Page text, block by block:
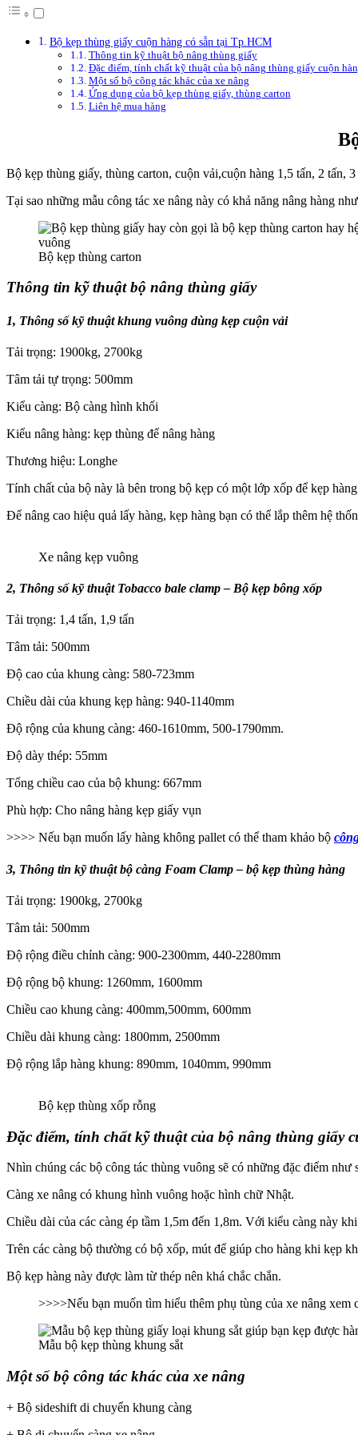
Bộ kẹp thùng giấy cuộn hàng có sẵn tại Tp.HCM
Thông tin kỹ thuật bộ nâng thùng giấy
Đặc điểm, tính chất kỹ thuật của bộ nâng thùng giấy cuộn
Một số bộ công tác khác của xe nâng
Ửng dụng của bộ kẹp thùng giấy, thùng carton
Liên hệ mua hàng
Bộ kẹp thùng giấy, thùng carton, cuộn vải,cuộn hàng 1,5 tấn, 2 tấn,
Tại sao những mẫu công tác xe nâng này có khả năng nâng hàng
Bộ kẹp thùng carton
Thông tin kỹ thuật bộ nâng thùng giấy
1, Thông số kỹ thuật khung vuông dùng kẹp cuộn vải
Tải trọng: 1900kg, 2700kg
Tâm tải tự trọng: 500mm
Kiểu càng: Bộ càng hình khối
Kiểu nâng hàng: kẹp thùng để nâng hàng
Thương hiệu: Longhe
Tính chất của bộ này là bên trong bộ kẹp có một lớp xốp để kẹp
Để nâng cao hiệu quả lấy hàng, kẹp hàng bạn có thể lắp thêm hệ
Xe nâng kẹp vuông
2, Thông số kỹ thuật Tobacco bale clamp – Bộ kẹp bông xốp
Tải trọng: 1,4 tấn, 1,9 tấn
Tâm tải: 500mm
Độ cao của khung càng: 580-723mm
Chiều dài của khung kẹp hàng: 940-1140mm
Độ rộng của khung càng: 460-1610mm, 500-1790mm.
Độ dày thép: 55mm
Tổng chiều cao của bộ khung: 667mm
Phù hợp: Cho nâng hàng kẹp giấy vụn
>>>> Nếu bạn muốn lấy hàng không pallet có thể tham khảo bộ
3, Thông tin kỹ thuật bộ càng Foam Clamp – bộ kẹp thùng hàng
Tải trọng: 1900kg, 2700kg
Tâm tải: 500mm
Độ rộng điều chỉnh càng: 900-2300mm, 440-2280mm
Độ rộng bộ khung: 1260mm, 1600mm
Chiều cao khung càng: 400mm,500mm, 600mm
Chiều dài khung càng: 1800mm, 2500mm
Độ rộng lắp hàng khung: 890mm, 1040mm, 990mm
Bộ kẹp thùng xốp rỗng
Đặc điểm, tính chất kỹ thuật của bộ nâng thùng giấy
Nhìn chúng các bộ công tác thùng vuông sẽ có những đặc điểm như
Càng xe nâng có khung hình vuông hoặc hình chữ Nhật.
Chiều dài của các càng ép tầm 1,5m đến 1,8m. Với kiểu càng này
Trên các càng bộ thường có bộ xốp, mút để giúp cho hàng khi kẹp
Bộ kẹp hàng này được làm từ thép nên khá chắc chắn.
>>>>Nếu bạn muốn tìm hiểu thêm phụ tùng của xe nâng xem
Mẫu bộ kẹp thùng khung sắt
Một số bộ công tác khác của xe nâng
+ Bộ sideshift di chuyển khung càng